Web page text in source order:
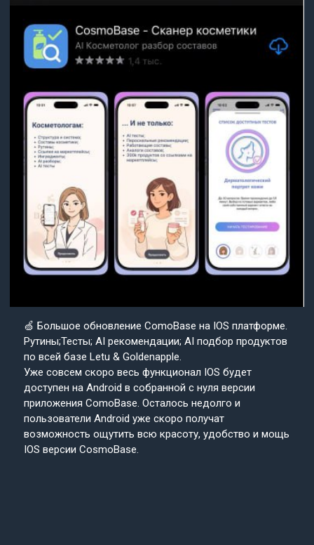
🍏 Большое обновление ComoBase на IOS платформе.
Рутины;Тесты; AI рекомендации; AI подбор продуктов
по всей базе Letu & Goldenapple.
Уже совсем скоро весь функционал IOS будет
доступен на Android в собранной с нуля версии
приложения ComoBase. Осталось недолго и
пользователи Android уже скоро получат
возможность ощутить всю красоту, удобство и мощь
IOS версии CosmoBase.